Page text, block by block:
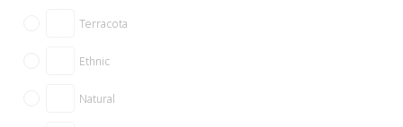
Terracota
Ethnic
Natural